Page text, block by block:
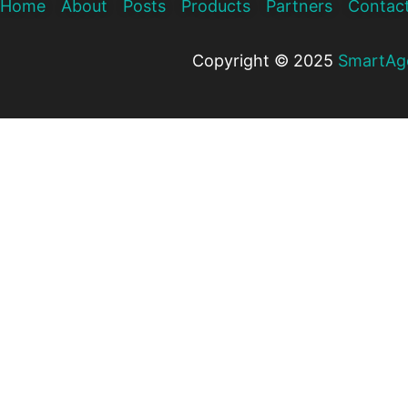
Home About Posts Products Partners
Copyright © 2025